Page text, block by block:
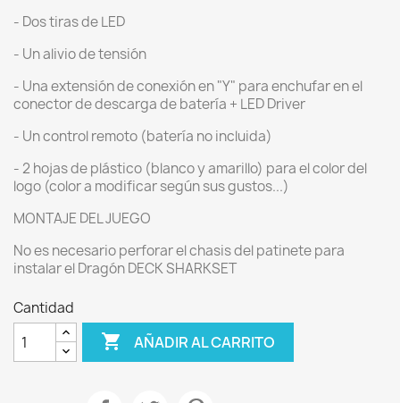
- Dos tiras de LED
- Un alivio de tensión
- Una extensión de conexión en "Y" para enchufar en el
conector de descarga de batería + LED Driver
- Un control remoto (batería no incluida)
- 2 hojas de plástico (blanco y amarillo) para el color del
logo (color a modificar según sus gustos...)
MONTAJE DEL JUEGO
No es necesario perforar el chasis del patinete para
instalar el Dragón DECK SHARKSET
Cantidad
 AÑADIR AL CARRITO